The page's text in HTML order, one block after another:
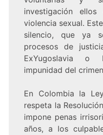
investigación
violencia sexual.
silencio, que ya
procesos de
ExYugoslavia o
impunidad del
En Colombia la
respeta la
impone penas
años, a los